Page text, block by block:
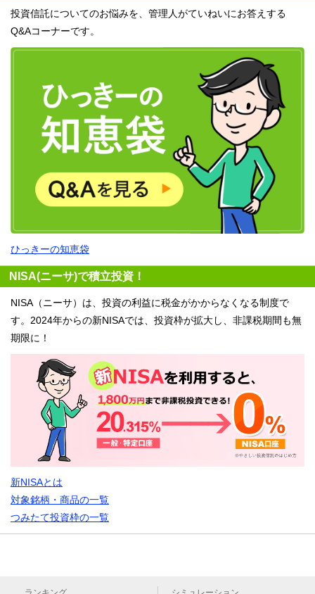
投資信託についてのお悩みを、管理人がていねいにお答えする
Q&Aコーナーです。
ひっきーの知恵袋
NISA(ニーサ)で積立投資！
NISA（ニーサ）は、投資の利益に税金がかからなくなる制度で
す。2024年からの新NISAでは、投資枠が拡大し、非課税期間も無
期限に！
新NISAとは
対象銘柄・商品の一覧
つみたて投資枠の一覧